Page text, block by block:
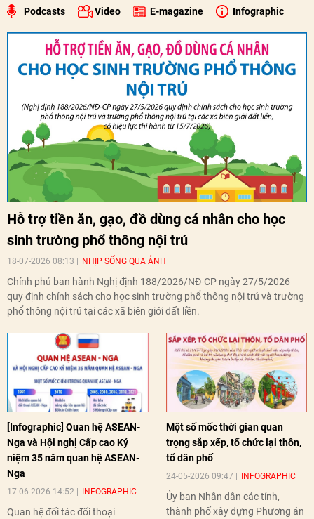
Podcasts Video E-magazine Infographic
Hỗ trợ tiền ăn, gạo, đồ dùng cá nhân cho học
sinh trường phổ thông nội trú
18-07-2026 08:13 NHỊP SỐNG QUA ẢNH
Chính phủ ban hành Nghị định 188/2026/NĐ-CP ngày 27/5/2026
quy định chính sách cho học sinh trường phổ thông nội trú và trường
phổ thông nội trú tại các xã biên giới đất liền.
[Infographic] Quan hệ ASEAN-
Nga và Hội nghị Cấp cao Kỷ
niệm 35 năm quan hệ ASEAN-
Nga
17-06-2026 14:52 INFOGRAPHIC
Quan hệ đối tác đối thoại
Một số mốc thời gian quan
trọng sắp xếp, tổ chức lại thôn,
tổ dân phố
24-05-2026 09:47 INFOGRAPHIC
Ủy ban Nhân dân các tỉnh,
thành phố xây dựng Phương án